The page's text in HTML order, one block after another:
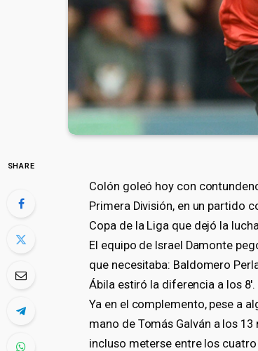
SHARE
Colón goleó hoy con
Primera División, en un partido
Copa de la Liga que dejó la
El equipo de Israel Damonte
que necesitaba: Baldomero
Ábila estiró la diferencia a los 8′.
Ya en el complemento, pese a
mano de Tomás Galván a los
incluso meterse entre los